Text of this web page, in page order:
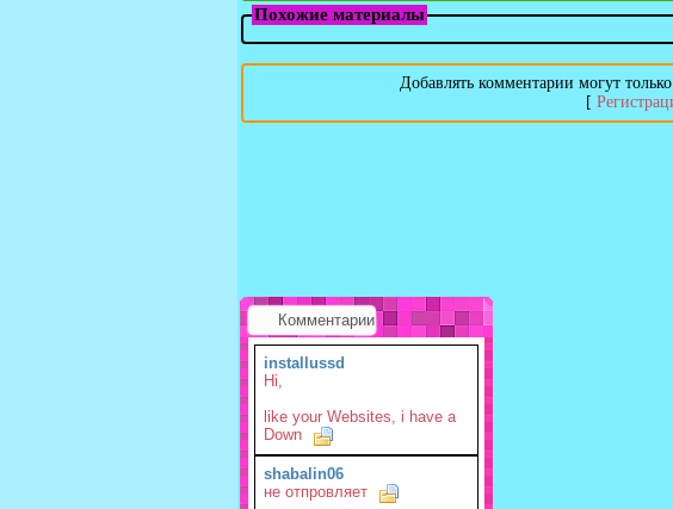
Похожие материалы
Добавлять комментарии могут
[
Комментарии
installussd
Hi,
like your Websites, i have a
Down
shabalin06
не отпровляет